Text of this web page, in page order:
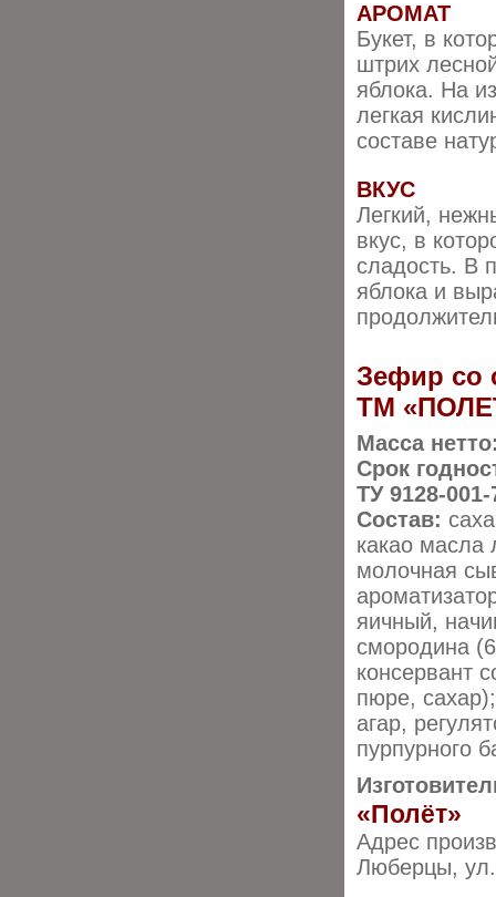
АРОМАТ
Букет, в
штрих
яблока. На
легкая
составе
ВКУС
Легкий,
вкус, в
сладость. В
яблока и
Зефир со
ТМ
Масса
Срок
ТУ 9128-001-
Состав:
какао масла
молочная
яичный,
смородина
консервант
пюре,
агар,
пурпурного
«Полёт»
Адрес
Люберцы,